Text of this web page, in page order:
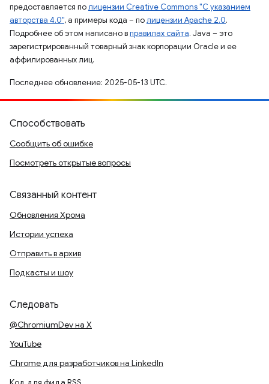
предоставляется полицензии Creative Commons "С указанием
авторства 4.0", а примеры кода – полицензии Apache 2.0.
Подробнее об этом написано вправилах сайта. Java – это
зарегистрированный товарный знак корпорации Oracle и ее
аффилированных лиц.
Последнее обновление: 2025-05-13 UTC.
Способствовать
Сообщить об ошибке
Посмотреть открытые вопросы
Связанный контент
Обновления Хрома
Истории успеха
Отправить в архив
Подкасты и шоу
Следовать
@ChromiumDev на X
YouTube
Chrome для разработчиков на LinkedIn